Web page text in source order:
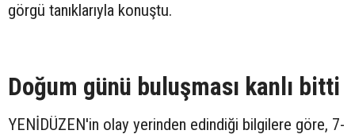
görgü tanıklarıyla konuştu.
Doğum günü buluşması kanlı bitti
YENİDÜZEN'in olay yerinden edindiği bilgilere göre, 7-